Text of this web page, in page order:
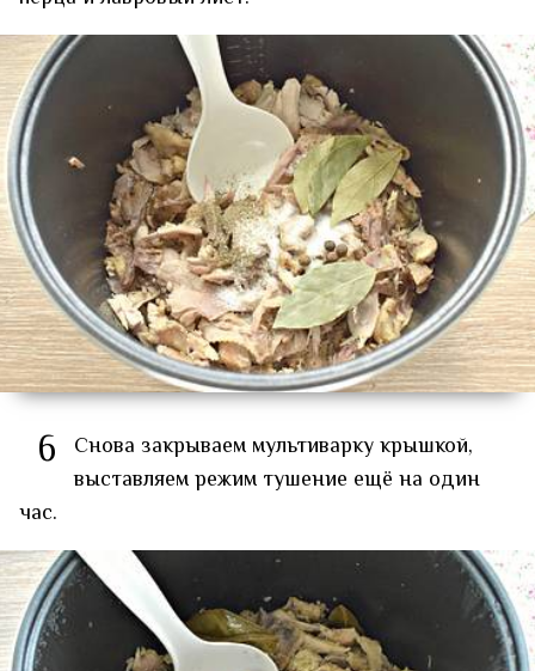
6
Снова закрываем мультиварку крышкой,
выставляем режим тушение ещё на один
час.